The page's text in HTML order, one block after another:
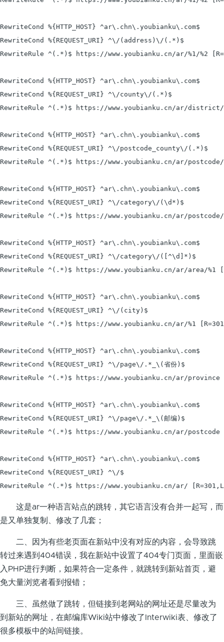
RewriteCond %{HTTP_HOST} ^ar\.chn\.youbianku\.com$
RewriteCond %{REQUEST_URI} ^\/(address)\/(.*)$
RewriteRule ^(.*)$ https://www.youbianku.cn/ar/%1/%2
RewriteCond %{HTTP_HOST} ^ar\.chn\.youbianku\.com$
RewriteCond %{REQUEST_URI} ^\/county\/(.*)$
RewriteRule ^(.*)$ https://www.youbianku.cn/ar/district/
RewriteCond %{HTTP_HOST} ^ar\.chn\.youbianku\.com$
RewriteCond %{REQUEST_URI} ^\/postcode_county\/(.*)$
RewriteRule ^(.*)$ https://www.youbianku.cn/ar/postcode/
RewriteCond %{HTTP_HOST} ^ar\.chn\.youbianku\.com$
RewriteCond %{REQUEST_URI} ^\/category\/(\d*)$
RewriteRule ^(.*)$ https://www.youbianku.cn/ar/postcode/
RewriteCond %{HTTP_HOST} ^ar\.chn\.youbianku\.com$
RewriteCond %{REQUEST_URI} ^\/category\/([^\d]*)$
RewriteRule ^(.*)$ https://www.youbianku.cn/ar/area/%1
RewriteCond %{HTTP_HOST} ^ar\.chn\.youbianku\.com$
RewriteCond %{REQUEST_URI} ^\/(city)$
RewriteRule ^(.*)$ https://www.youbianku.cn/ar/%1
RewriteCond %{HTTP_HOST} ^ar\.chn\.youbianku\.com$
RewriteCond %{REQUEST_URI} ^\/page\/.*_\(省份)$
RewriteRule ^(.*)$ https://www.youbianku.cn/ar/province
RewriteCond %{HTTP_HOST} ^ar\.chn\.youbianku\.com$
RewriteCond %{REQUEST_URI} ^\/page\/.*_\(邮编)$
RewriteRule ^(.*)$ https://www.youbianku.cn/ar/postcode
RewriteCond %{HTTP_HOST} ^ar\.chn\.youbianku\.com$
RewriteCond %{REQUEST_URI} ^\/$
RewriteRule ^(.*)$ https://www.youbianku.cn/ar/
这是ar一种语言站点的跳转，其它语言没有合并一起写，而
是又单独复制、修改了几套；
二、因为有些老页面在新站中没有对应的内容，会导致跳
转过来遇到404错误，我在新站中设置了404专门页面，里面嵌
入PHP进行判断，如果符合一定条件，就跳转到新站首页，避
免大量浏览者看到报错；
三、虽然做了跳转，但链接到老网站的网址还是尽量改为
到新站的网址，在邮编库Wiki站中修改了Interwiki表、修改了
很多模板中的站间链接。